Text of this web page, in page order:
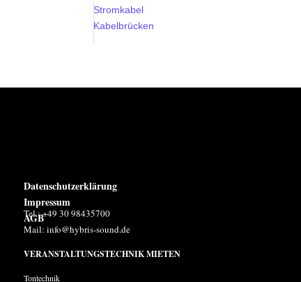
Stromkabel
Kabelbrücken
Datenschutzerklärung
Impressum
AGB
Tel.: +49 30 98435700
Mail: info@hybris-sound.de
VERANSTALTUNGSTECHNIK MIETEN
Tontechnik